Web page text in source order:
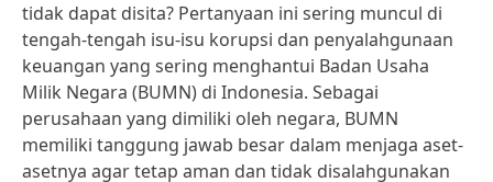
tidak dapat disita? Pertanyaan ini sering muncul di
tengah-tengah isu-isu korupsi dan penyalahgunaan
keuangan yang sering menghantui Badan Usaha
Milik Negara (BUMN) di Indonesia. Sebagai
perusahaan yang dimiliki oleh negara, BUMN
memiliki tanggung jawab besar dalam menjaga aset-
asetnya agar tetap aman dan tidak disalahgunakan